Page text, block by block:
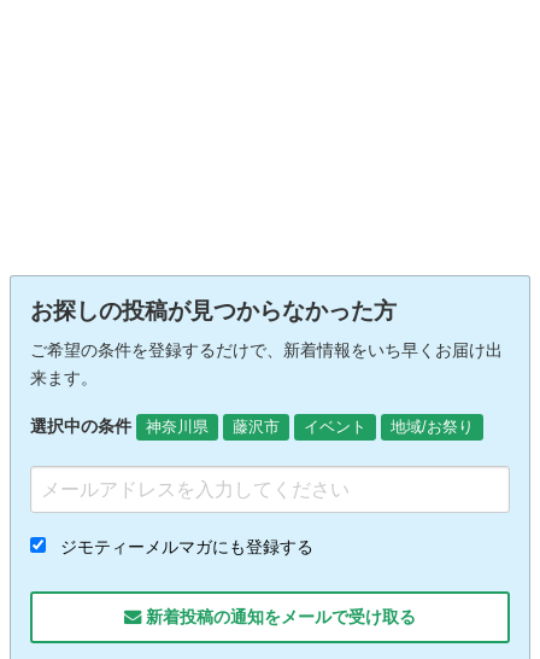
お探しの投稿が見つからなかった方
ご希望の条件を登録するだけで、新着情報をいち早くお届け出
来ます。
選択中の条件 神奈川県 藤沢市 イベント 地域/お祭り
ジモティーメルマガにも登録する
新着投稿の通知をメールで受け取る